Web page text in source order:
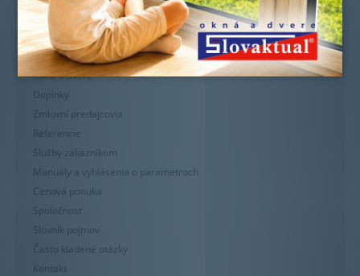
Novinky
Okná a dvere
Doplnky
Zmluvní predajcovia
Referencie
Služby zákazníkom
Manuály a vyhlásenia o parametroch
Cenová ponuka
Spoločnosť
Slovník pojmov
Často kladené otázky
Kontakt